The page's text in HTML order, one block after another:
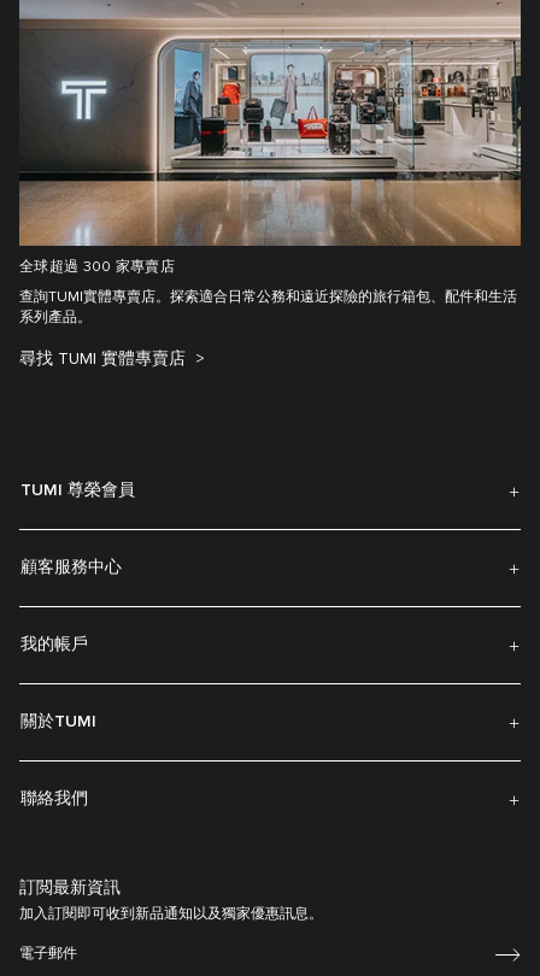
全球超過 300 家專賣店
查詢TUMI實體專賣店。探索適合日常公務和遠近探險的旅行箱包、配件和生活
系列產品。
尋找 TUMI 實體專賣店
TUMI 尊榮會員
顧客服務中心
我的帳戶
關於TUMI
聯絡我們
訂閲最新資訊
加入訂閱即可收到新品通知以及獨家優惠訊息。